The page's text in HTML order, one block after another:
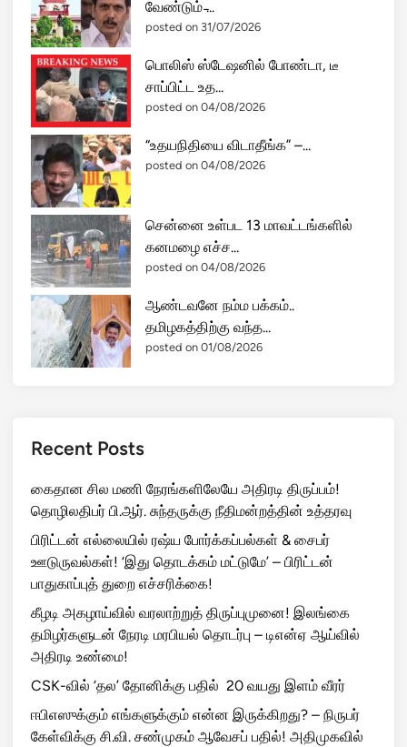
வேண்டும் ̵...
posted on 31/07/2026
பொலிஸ் ஸ்டேஷனில் போண்டா, டீ
சாப்பிட்ட உத...
posted on 04/08/2026
“உதயநிதியை விடாதீங்க” –...
posted on 04/08/2026
சென்னை உள்பட 13 மாவட்டங்களில்
கனமழை எச்ச...
posted on 04/08/2026
ஆண்டவனே நம்ம பக்கம்..
தமிழகத்திற்கு வந்த...
posted on 01/08/2026
Recent Posts
கைதான சில மணி நேரங்களிலேயே அதிரடி திருப்பம்!
தொழிலதிபர் பி.ஆர். சுந்தருக்கு நீதிமன்றத்தின் உத்தரவு
பிரிட்டன் எல்லையில் ரஷ்ய போர்க்கப்பல்கள் & சைபர்
ஊடுருவல்கள்! ‘இது தொடக்கம் மட்டுமே’ – பிரிட்டன்
பாதுகாப்புத் துறை எச்சரிக்கை!
கீழடி அகழாய்வில் வரலாற்றுத் திருப்புமுனை! இலங்கை
தமிழர்களுடன் நேரடி மரபியல் தொடர்பு – டிஎன்ஏ ஆய்வில்
அதிரடி உண்மை!
CSK-வில் ‘தல’ தோனிக்கு பதில் 20 வயது இளம் வீரர்
ஈபிஎஸுக்கும் எங்களுக்கும் என்ன இருக்கிறது? – நிருபர்
கேள்விக்கு சி.வி. சண்முகம் ஆவேசப் பதில்! அதிமுகவில்